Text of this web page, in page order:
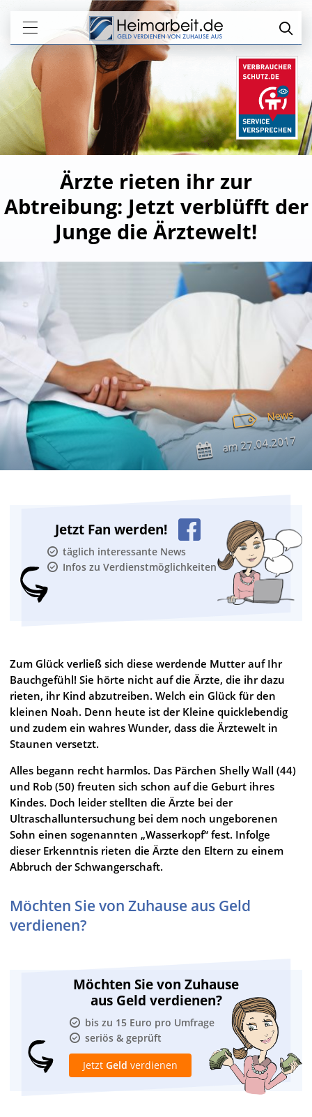
Ärzte rieten ihr zur
Abtreibung: Jetzt verblüfft der
Junge die Ärztewelt!
News
am27.04.2017
Jetzt Fan werden!
täglich interessante News
Infos zu Verdienstmöglichkeiten
Zum Glück verließ sich diese werdende Mutter auf Ihr
Bauchgefühl! Sie hörte nicht auf die Ärzte, die ihr dazu
rieten, ihr Kind abzutreiben. Welch ein Glück für den
kleinen Noah. Denn heute ist der Kleine quicklebendig
und zudem ein wahres Wunder, dass die Ärztewelt in
Staunen versetzt.
Alles begann recht harmlos. Das Pärchen Shelly Wall (44)
und Rob (50) freuten sich schon auf die Geburt ihres
Kindes. Doch leider stellten die Ärzte bei der
Ultraschalluntersuchung bei dem noch ungeborenen
Sohn einen sogenannten „Wasserkopf“ fest. Infolge
dieser Erkenntnis rieten die Ärzte den Eltern zu einem
Abbruch der Schwangerschaft.
Möchten Sie von Zuhause aus Geld
verdienen?
Möchten Sie von Zuhause
aus Geld verdienen?
bis zu 15 Euro pro Umfrage
seriös & geprüft
Jetzt Geld verdienen